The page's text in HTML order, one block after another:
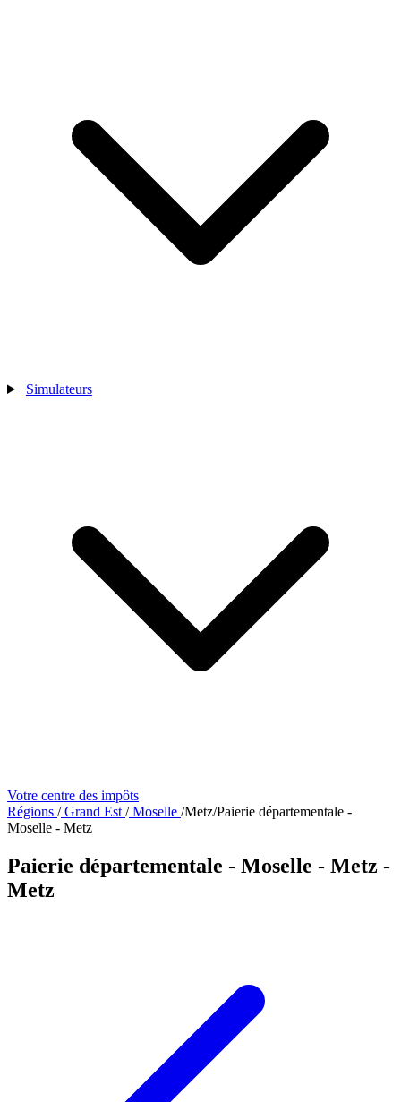
Simulateurs
Votre centre des impôts
Régions /Grand Est /Moselle /Metz/Paierie départementale -
Moselle - Metz
Paierie départementale - Moselle - Metz -
Metz